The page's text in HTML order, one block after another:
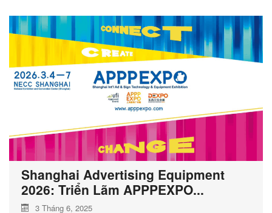
Shanghai Advertising Equipment
2026: Triển Lãm APPPEXPO...
3 Tháng 6, 2025
KÍNH